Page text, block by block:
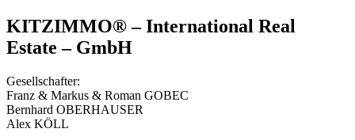
KITZIMMO® – International Real
Estate – GmbH
Gesellschafter:
Franz & Markus & Roman GOBEC
Bernhard OBERHAUSER
Alex KÖLL